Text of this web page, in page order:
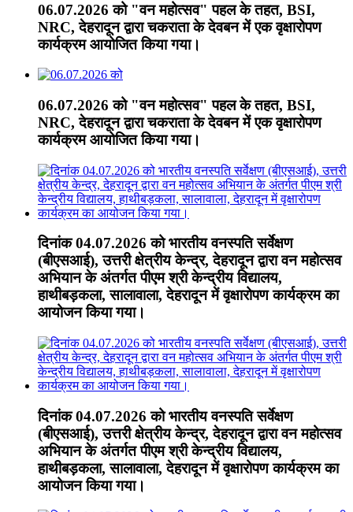
06.07.2026 को "वन महोत्सव" पहल के तहत, BSI,
NRC, देहरादून द्वारा चकराता के देवबन में एक वृक्षारोपण
कार्यक्रम आयोजित किया गया।
06.07.2026 को "वन महोत्सव" पहल के तहत, BSI,
NRC, देहरादून द्वारा चकराता के देवबन में एक वृक्षारोपण
कार्यक्रम आयोजित किया गया।
दिनांक 04.07.2026 को भारतीय वनस्पति सर्वेक्षण
(बीएसआई), उत्तरी क्षेत्रीय केन्द्र, देहरादून द्वारा वन महोत्सव
अभियान के अंतर्गत पीएम श्री केन्द्रीय विद्यालय,
हाथीबड़कला, सालावाला, देहरादून में वृक्षारोपण कार्यक्रम का
आयोजन किया गया।
दिनांक 04.07.2026 को भारतीय वनस्पति सर्वेक्षण
(बीएसआई), उत्तरी क्षेत्रीय केन्द्र, देहरादून द्वारा वन महोत्सव
अभियान के अंतर्गत पीएम श्री केन्द्रीय विद्यालय,
हाथीबड़कला, सालावाला, देहरादून में वृक्षारोपण कार्यक्रम का
आयोजन किया गया।